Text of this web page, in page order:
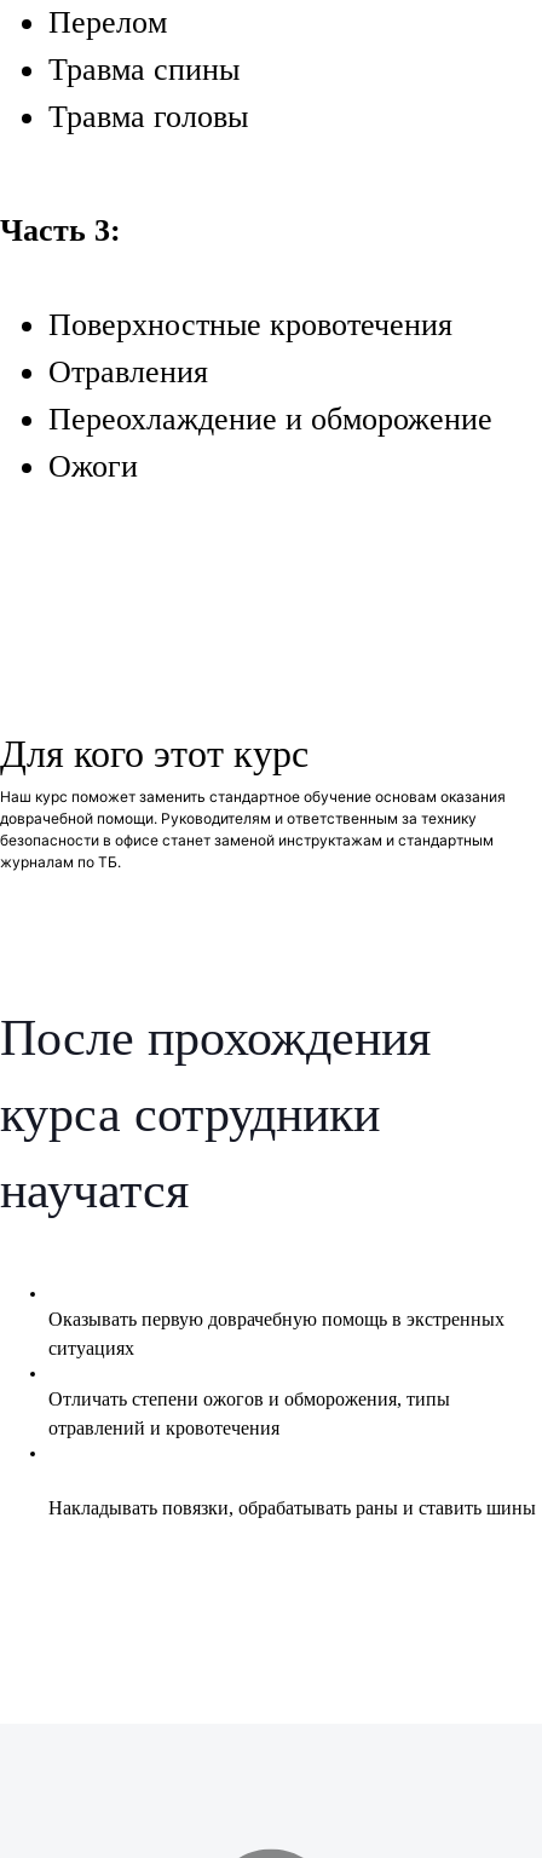
Перелом
Травма спины
Травма головы
Часть 3:
Поверхностные кровотечения
Отравления
Переохлаждение и обморожение
Ожоги
Для кого этот курс
Наш курс поможет заменить стандартное обучение основам оказания
доврачебной помощи. Руководителям и ответственным за технику
безопасности в офисе станет заменой инструктажам и стандартным
журналам по ТБ.
После прохождения
курса сотрудники
научатся
Оказывать первую доврачебную помощь в экстренных
ситуациях
Отличать степени ожогов и обморожения, типы
отравлений и кровотечения
Накладывать повязки, обрабатывать раны и ставить шины